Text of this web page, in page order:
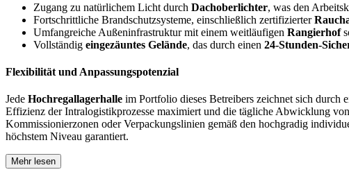
Zugang zu natürlichem Licht durch Dachoberlichter, was den
Fortschrittliche Brandschutzsysteme, einschließlich zertifizierter
Umfangreiche Außeninfrastruktur mit einem weitläufigen Rangierhof
Vollständig eingezäuntes Gelände, das durch einen 24-Stunden-
Flexibilität und Anpassungspotenzial
Jede Hochregallagerhalle im Portfolio dieses Betreibers zeichnet sich durch
Effizienz der Intralogistikprozesse maximiert und die tägliche Abwicklung
Kommissionierzonen oder Verpackungslinien gemäß den hochgradig
höchstem Niveau garantiert.
Mehr lesen